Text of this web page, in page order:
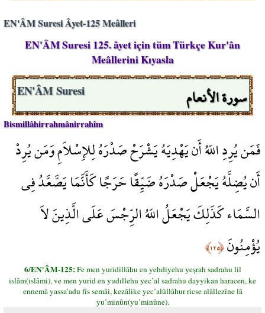
EN'ÂM Suresi Âyet-125 Meâlleri
EN'ÂM Suresi 125. âyet için tüm Türkçe Kur'ân
Meâllerini Kıyasla
سورة الأنعام EN'ÂM Suresi
Bismillâhirrahmânirrahîm
فَمَن يُرِدِ اللّهُ أَن يَهْدِيَهُ يَشْرَحْ صَدْرَهُ لِلإِسْلاَمِ وَمَن يُرِدْ
أَن يُضِلَّهُ يَجْعَلْ صَدْرَهُ ضَيِّقًا حَرَجًا كَأَنَّمَا يَصَّعَّدُ فِي
السَّمَاء كَذَلِكَ يَجْعَلُ اللّهُ الرِّجْسَ عَلَى الَّذِينَ لاَ
يُؤْمِنُونَ﴿١٢٥﴾
6/EN'ÂM-125:Fe men yuridillâhu en yehdiyehu yeşrah sadrahu lil
islâm(islâmi), ve men yurid en yudıllehu yec’al sadrahu dayyikan haracen, ke
ennemâ yassa’adu fîs semâi, kezâlike yec’alûllâhur ricse alâllezîne lâ
yu’minûn(yu’minûne).